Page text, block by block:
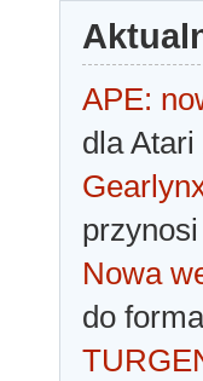
APE:
dla
Nowa
do